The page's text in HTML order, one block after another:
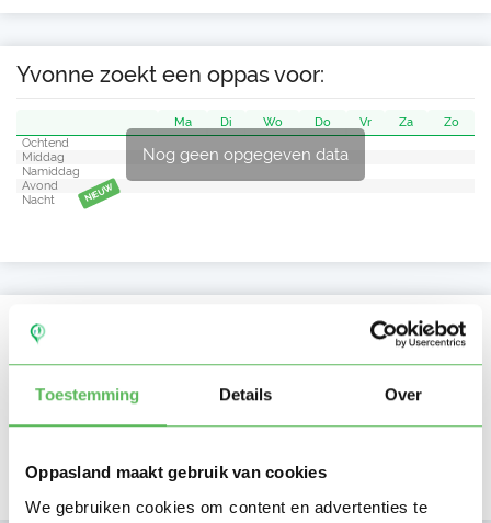
Toestemming Details Over
Oppasland maakt gebruik van cookies
We gebruiken cookies om content en advertenties te
Yvonne zoekt een oppas voor:
Nog geen opgegeven data
Ma Di Wo Do Vr Za
Zo
Ochtend
Middag
Namiddag
Avond
Nacht
NIEUW
Activiteit op Oppasland
Laatste activiteit 24-09-2025
Lid sinds 27-02-2023
Profiel bijgewerkt